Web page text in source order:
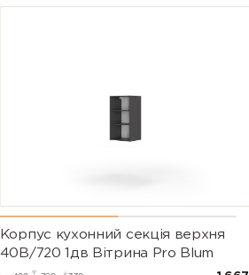
Корпус кухонний секцiя верхня
40В/720 1дв Вітрина Pro Blum